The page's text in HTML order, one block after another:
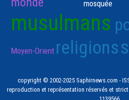
mosquée
musulmans
Moyen-Orient religions
copyright © 2002-2025 Saphirnews.com -
reproduction et représentation réservés et